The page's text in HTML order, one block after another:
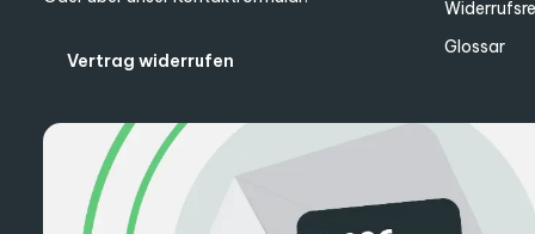
Vertrag widerrufen
Glossar